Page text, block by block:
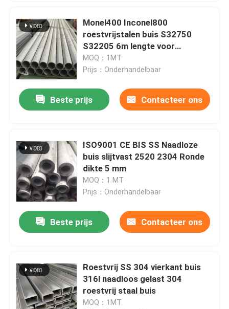
Monel400 Inconel800
roestvrijstalen buis S32750
S32205 6m lengte voor
chemische industrie
MOQ：1MT
Prijs：Onderhandelbaar
Beste prijs Contacteer ons
ISO9001 CE BIS SS Naadloze
buis slijtvast 2520 2304 Ronde
dikte 5 mm
MOQ：1 MT
Prijs：Onderhandelbaar
Beste prijs Contacteer ons
Roestvrij SS 304 vierkant buis
316l naadloos gelast 304
roestvrij staal buis
MOQ：1MT